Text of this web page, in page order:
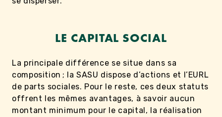
LE CAPITAL SOCIAL
La principale différence se situe dans sa
composition ; la SASU dispose d’actions et l’EURL
de parts sociales. Pour le reste, ces deux statuts
offrent les mêmes avantages, à savoir aucun
montant minimum pour le capital, la réalisation